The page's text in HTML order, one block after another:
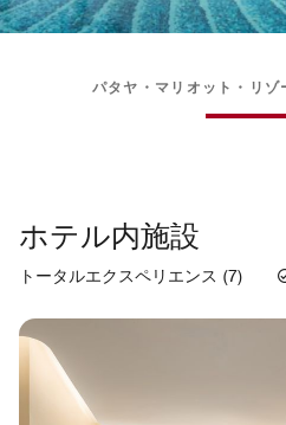
パタヤ・マリオット・リ
ホテル内施設
トータルエクスペリエンス (7)